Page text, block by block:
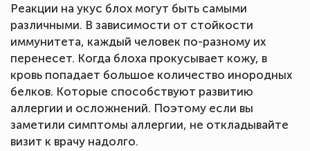
Реакции на укус блох могут быть самыми
различными. В зависимости от стойкости
иммунитета, каждый человек по-разному их
перенесет. Когда блоха прокусывает кожу, в
кровь попадает большое количество инородных
белков. Которые способствуют развитию
аллергии и осложнений. Поэтому если вы
заметили симптомы аллергии, не откладывайте
визит к врачу надолго.